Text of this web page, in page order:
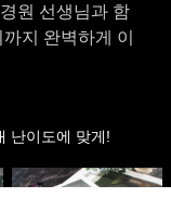
원 선생님과 함
지 완벽하게 이
난이도에 맞게!